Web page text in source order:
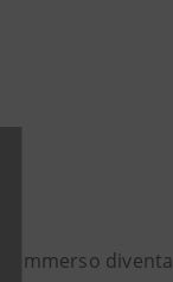
diventa